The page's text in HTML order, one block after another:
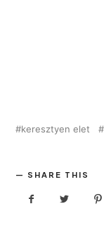
keresztyen elet
SHARE THIS